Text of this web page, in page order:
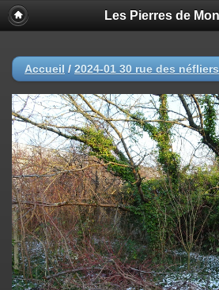
Les Pierres de
Accueil / 2024-01 30 rue des néfliers